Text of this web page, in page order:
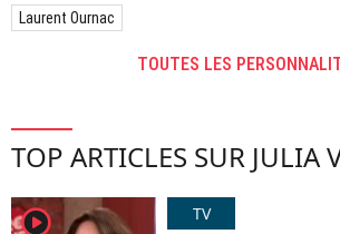
Laurent Ournac
TOUTES LES
TOP ARTICLES SUR JULIA
player2 TV